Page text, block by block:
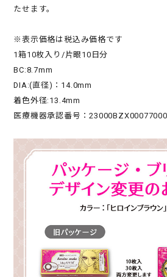
たせます。
※表示価格は税込み価格です
1箱10枚入り/片眼10日分
BC:8.7mm
DIA:(直径)：14.0mm
着色外径:13.4mm
医療機器承認番号：23000BZX00077000